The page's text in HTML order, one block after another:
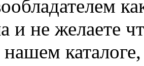
и не желаете
нашем